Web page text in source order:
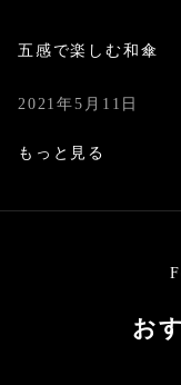
五感で楽しむ和傘
2021年5月11日
もっと見る
お